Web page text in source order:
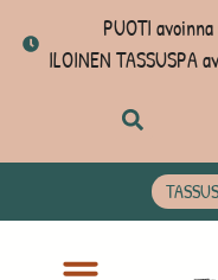
PUOTI
ILOINEN TASSUSPA